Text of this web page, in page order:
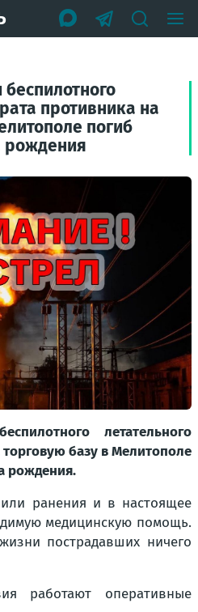
беспилотного
противника на
погиб
рождения
летательного
базу в Мелитополе
рождения.
ранения и в настоящее
медицинскую помощь.
пострадавших ничего
работают оперативные